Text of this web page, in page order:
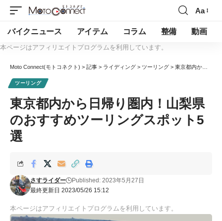
Aa
バイクニュース アイテム コラム 整備 動画
本ページはアフィリエイトプログラムを利用しています。
Moto Connect(モトコネクト) > 記事 > ライディング > ツーリング > 東京都内から日帰り圏内！山梨県のおすすめツーリングスポット5選
ツーリング
東京都内から日帰り圏内！山梨県
のおすすめツーリングスポット5
選
最終更新日 2023/05/26 15:12
さすライダー Published: 2023年5月27日
本ページはアフィリエイトプログラムを利用しています。